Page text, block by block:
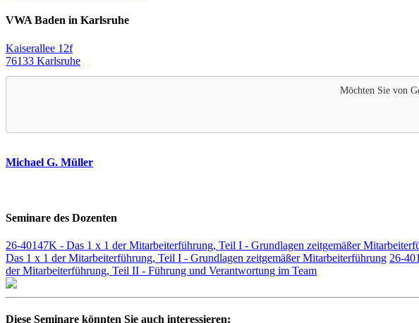
VWA Baden in Karlsruhe
Kaiserallee 12f
76133 Karlsruhe
Möchten Sie von
Michael G. Müller
Seminare des Dozenten
26-40147K - Das 1 x 1 der Mitarbeiterführung, Teil I - Grundlagen zeitgemäßer
Das 1 x 1 der Mitarbeiterführung, Teil I - Grundlagen zeitgemäßer Mitarbeiterführung 26-
der Mitarbeiterführung, Teil II - Führung und Verantwortung im Team
Diese Seminare könnten Sie auch interessieren: